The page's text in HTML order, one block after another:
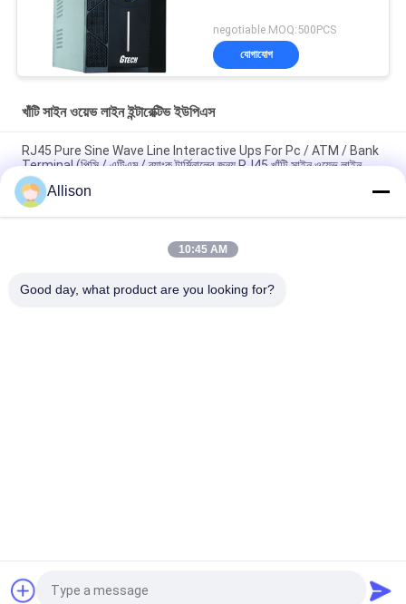
negotiable MOQ:500PCS
যোগাযোগ
খাঁটি সাইন ওয়েভ লাইন ইন্টারেক্টিভ ইউপিএস
RJ45 Pure Sine Wave Line Interactive Ups For Pc / ATM / Bank
Terminal (পিসি / এটিএম / ব্যাংক টার্মিনালের জন্য RJ45 খাঁটি সাইন ওয়েভ লাইন
ইন্টারেক্টিভ ইউপস)
হাই পারফরম্যান্স লাইন ইন্টারেক্টিভ সাইন ওয়েভ আপস 600va / 800va / 1200va
আরটিএল র্যাক মাউন্ট খাঁটি সাইন ওয়েভ আপস ব্যাটারি ক্ষমতা 7ah / 9ah / 12ah /
Allison
10:45 AM
Good day, what product are you looking for?